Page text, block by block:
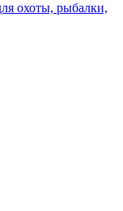
охоты, рыбалки,